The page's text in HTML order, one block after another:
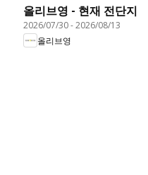
올리브영 - 현재 전단지
2026/07/30-2026/08/13
올리브영